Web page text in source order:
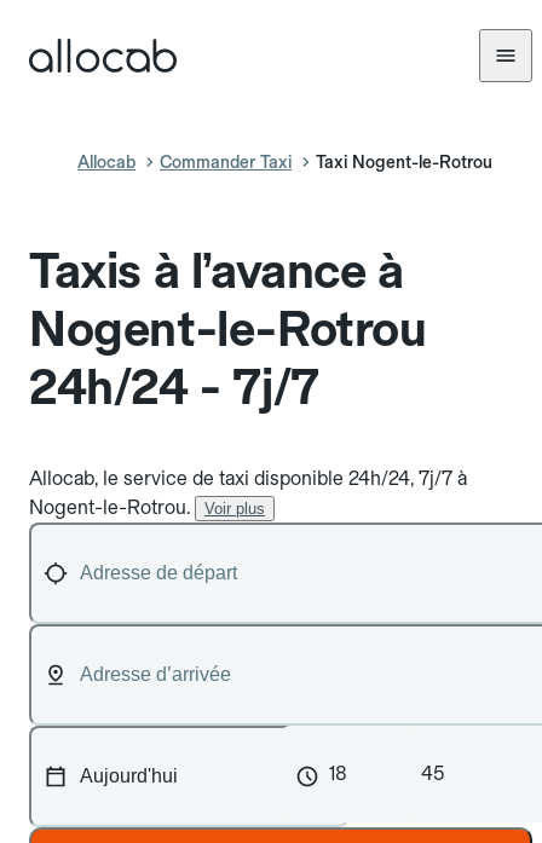
Allocab Commander Taxi Taxi Nogent-le-Rotrou
Taxis à l’avance à
Nogent-le-Rotrou
24h/24 - 7j/7
Allocab, le service de taxi disponible 24h/24, 7j/7 à
Nogent-le-Rotrou.
Voir plus
18 45